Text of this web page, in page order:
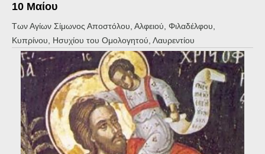
10 Μαίου
Των Αγίων Σίμωνος Αποστόλου, Αλφειού, Φιλαδέλφου,
Κυπρίνου, Ησυχίου του Ομολογητού, Λαυρεντίου